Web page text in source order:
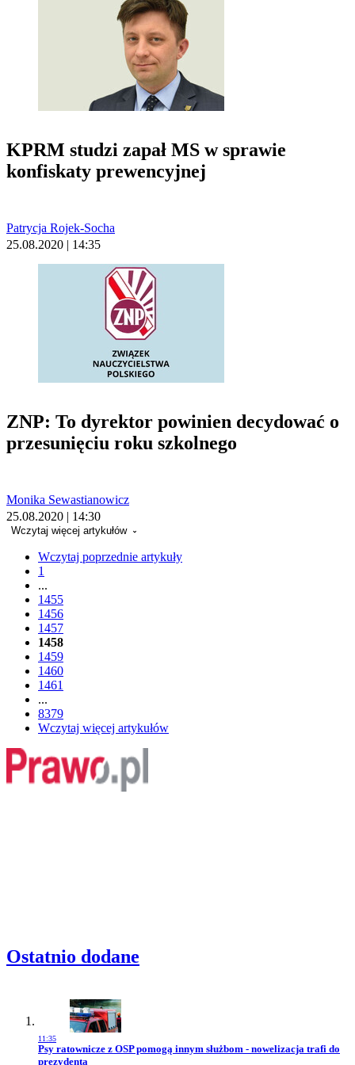
KPRM studzi zapał MS w sprawie
konfiskaty prewencyjnej
Patrycja Rojek-Socha
25.08.2020 | 14:35
ZNP: To dyrektor powinien decydować o
przesunięciu roku szkolnego
Monika Sewastianowicz
25.08.2020 | 14:30
Wczytaj więcej artykułów
Wczytaj poprzednie artykuły
1
...
1455
1456
1457
1458
1459
1460
1461
...
8379
Wczytaj więcej artykułów
Ostatnio dodane
11:35
Przejdź do artykułu:
Psy ratownicze z OSP pomogą innym służbom - nowelizacja trafi do
prezydenta